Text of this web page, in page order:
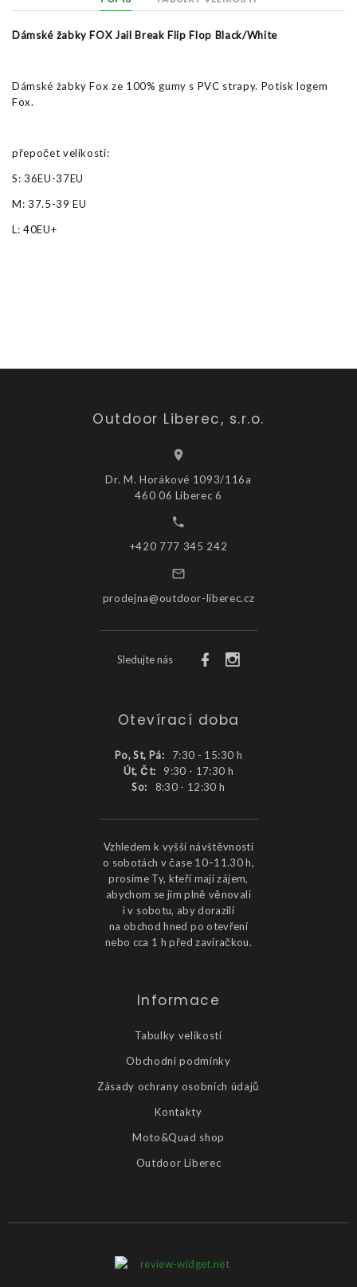
Dámské žabky FOX Jail Break Flip Flop Black/White
Dámské žabky Fox ze 100% gumy s PVC strapy. Potisk logem
Fox.
přepočet velikostí:
S: 36EU-37EU
M: 37.5-39 EU
L: 40EU+
Outdoor Liberec, s.r.o.
Dr. M. Horákové 1093/116a
460 06 Liberec 6
+420 777 345 242
prodejna@outdoor-liberec.cz
Sledujte nás
Otevírací doba
Po, St, Pá:
7:30 - 15:30 h
Út, Čt: 9:30 - 17:30 h
So: 8:30 - 12:30 h
Vzhledem k vyšší návštěvnosti
o sobotách v čase 10–11.30 h,
prosíme Ty, kteří mají zájem,
abychom se jim plně věnovali
i v sobotu, aby dorazili
na obchod hned po otevření
nebo cca 1 h před zavíračkou.
Informace
Tabulky velikostí
Obchodní podmínky
Zásady ochrany osobních údajů
Kontakty
Moto&Quad shop
Outdoor Liberec